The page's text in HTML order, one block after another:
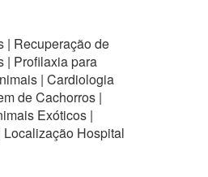
| Recuperação de
| Profilaxia para
| Cardiologia
de Cachorros |
Exóticos |
Hospital